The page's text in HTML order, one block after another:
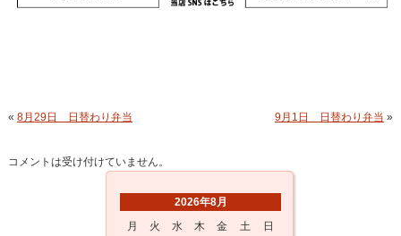
2026年8月
月
火 水 木 金 土
日
« 8月29日 日替わり弁当 9月1日 日替わり弁当 »
コメントは受け付けていません。